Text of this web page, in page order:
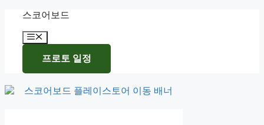
content
스코어보드
Menu
프로토 일정